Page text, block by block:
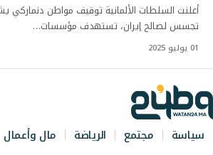
أعلنت السلطات الألمانية توقيف مواطن دنماركي
تجسس لصالح إيران، تستهدف مؤسسات…
01 يوليو 2025
سياسة مجتمع الرياضة مال وأعمال